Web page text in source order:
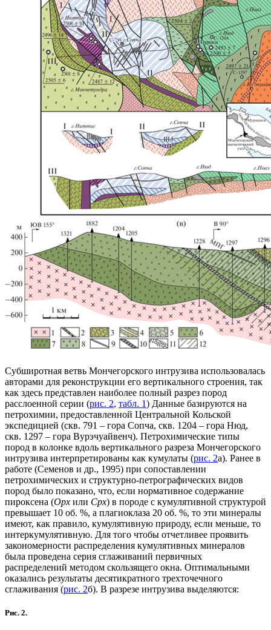
Субширотная ветвь Мончегорского интрузива использовалась
авторами для реконструкции его вертикального строения, так
как здесь представлен наиболее полный разрез пород
расслоенной серии (рис. 2, табл. 1) Данные базируются на
петрохимии, предоставленной Центральной Кольской
экспедицией (скв. 791 – гора Сопча, скв. 1204 – гора Нюд,
скв. 1297 – гора Вурэчуайвенч). Петрохимические типы
пород в колонке вдоль вертикального разреза Мончегорского
интрузива интерпретированы как кумулаты (рис. 2а). Ранее в
работе (Семенов и др., 1995) при сопоставлении
петрохимических и структурно-петрографических видов
пород было показано, что, если нормативное содержание
пироксена (Opx или Cpx) в породе с кумулятивной структурой
превышает 10 об. %, а плагиоклаза 20 об. %, то эти минералы
имеют, как правило, кумулятивную природу, если меньше, то
интеркумулятивную. Для того чтобы отчетливее проявить
закономерности распределения кумулятивных минералов
была проведена серия сглаживаний первичных
распределений методом скользящего окна. Оптимальными
оказались результаты десятикратного трехточечного
сглаживания (рис. 2б). В разрезе интрузива выделяются:
Рис. 2.